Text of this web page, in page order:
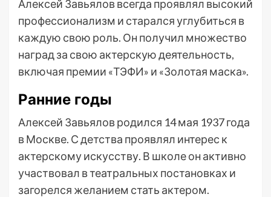
Алексей Завьялов всегда проявлял высокий
профессионализм и старался углубиться в
каждую свою роль. Он получил множество
наград за свою актерскую деятельность,
включая премии «ТЭФИ» и «Золотая маска».
Ранние годы
Алексей Завьялов родился 14 мая 1937 года
в Москве. С детства проявлял интерес к
актерскому искусству. В школе он активно
участвовал в театральных постановках и
загорелся желанием стать актером.